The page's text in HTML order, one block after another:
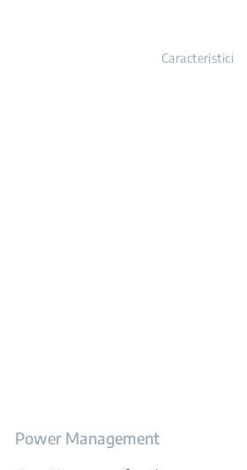
Caracteristici
Power Management